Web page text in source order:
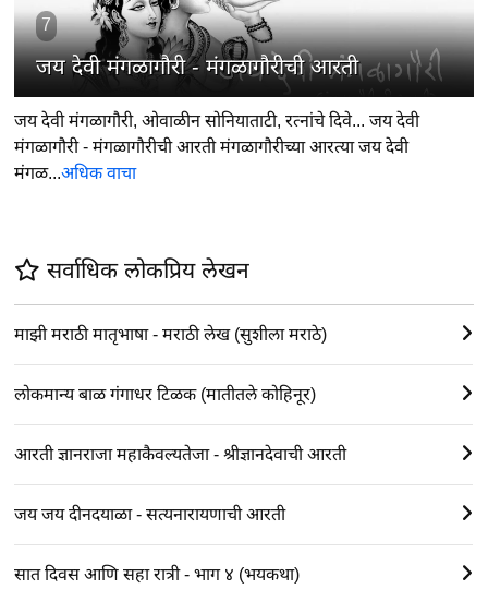
7
जय देवी मंगळागौरी - मंगळागौरीची आरती
जय देवी मंगळागौरी, ओवाळीन सोनियाताटी, रत्नांचे दिवे... जय देवी
मंगळागौरी - मंगळागौरीची आरती मंगळागौरीच्या आरत्या जय देवी
मंगळ...अधिक वाचा
सर्वाधिक लोकप्रिय लेखन
माझी मराठी मातृभाषा - मराठी लेख (सुशीला मराठे)
लोकमान्य बाळ गंगाधर टिळक (मातीतले कोहिनूर)
आरती ज्ञानराजा महाकैवल्यतेजा - श्रीज्ञानदेवाची आरती
जय जय दीनदयाळा - सत्यनारायणाची आरती
सात दिवस आणि सहा रात्री - भाग ४ (भयकथा)